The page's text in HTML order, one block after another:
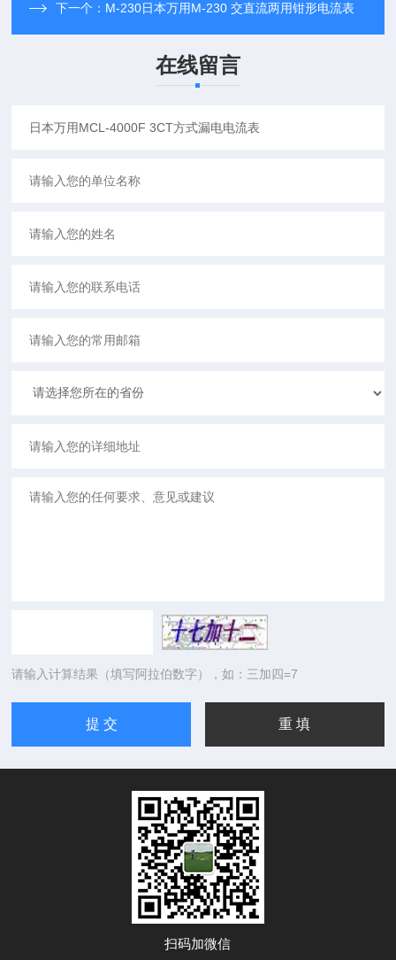
下一个： M-230日本万用M-230 交直流两用钳形电流表
在线留言
请输入计算结果（填写阿拉伯数字），如：三加四=7
扫码加微信